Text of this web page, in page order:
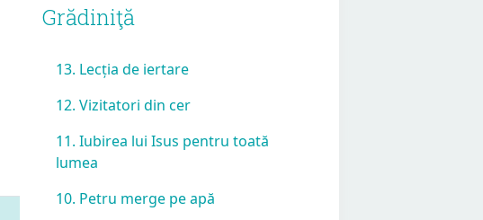
Grădiniţă
13. Lecția de iertare
12. Vizitatori din cer
11. Iubirea lui Isus pentru toată
lumea
10. Petru merge pe apă